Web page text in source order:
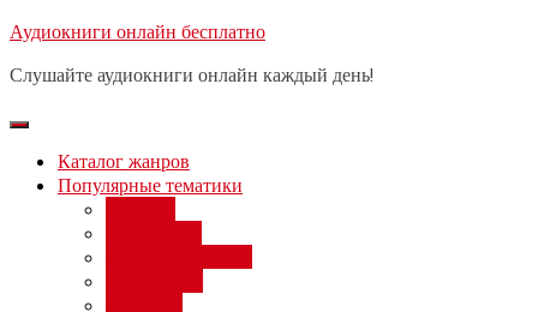
Перейти
содержимому
Аудиокниги онлайн бесплатно
Слушайте аудиокниги онлайн каждый день!
Каталог жанров
Популярные тематики
Бесплатный вебинар: заработок
день